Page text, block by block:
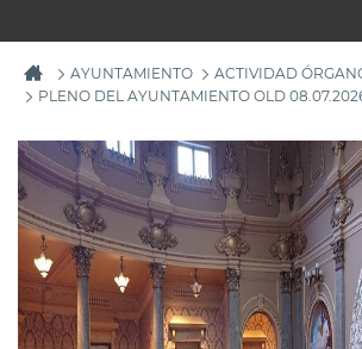
AYUNTAMIENTO
ACTIVIDAD
PLENO DEL AYUNTAMIENTO OLD